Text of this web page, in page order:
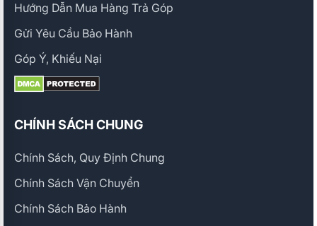
Hướng Dẫn Mua Hàng Trả Góp
Gửi Yêu Cầu Bảo Hành
Góp Ý, Khiếu Nại
CHÍNH SÁCH CHUNG
Chính Sách, Quy Định Chung
Chính Sách Vận Chuyển
Chính Sách Bảo Hành